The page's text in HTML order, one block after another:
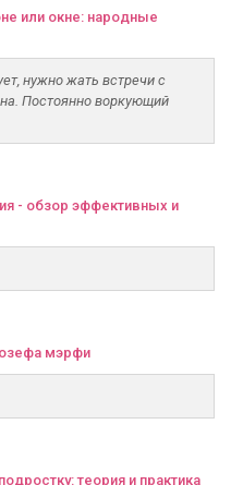
или окне: народные
нужно жать встречи с
Постоянно воркующий
- обзор эффективных и
мэрфи
теория и практика